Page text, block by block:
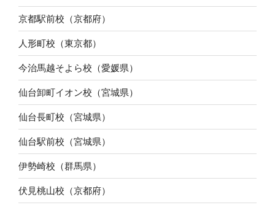
京都駅前校（京都府）
人形町校（東京都）
今治馬越そよら校（愛媛県）
仙台卸町イオン校（宮城県）
仙台長町校（宮城県）
仙台駅前校（宮城県）
伊勢崎校（群馬県）
伏見桃山校（京都府）